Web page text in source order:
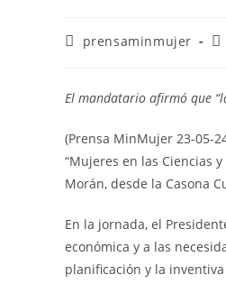
prensaminmujer
El mandatario afirmó que
(Prensa MinMujer 23-05-
“Mujeres en las Ciencias
Morán, desde la Casona
En la jornada, el
económica y a las
planificación y la